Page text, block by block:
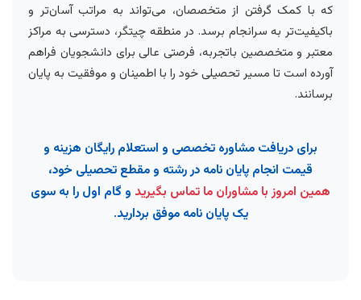
که با کمک گرفتن از متخصصان، می‌تواند به مراتب آسان‌تر و
باکیفیت‌تر به سرانجام برسد. در منطقه چیتگر، دسترسی به مراکز
معتبر و متخصصین باتجربه، فرصتی عالی برای دانشجویان فراهم
آورده است تا مسیر تحصیلی خود را با اطمینان و موفقیت به پایان
برسانند.
برای دریافت مشاوره تخصصی و استعلام رایگان هزینه و
قیمت انجام پایان نامه در رشته و مقطع تحصیلی خود،
همین امروز با مشاوران ما تماس بگیرید و گام اول را به سوی
یک پایان نامه موفق بردارید.